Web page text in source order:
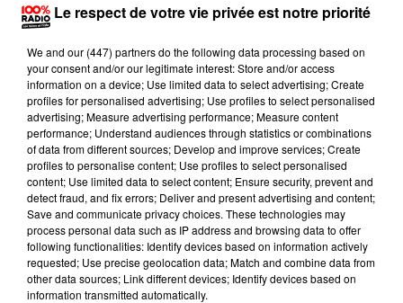
Lecture (1 min 19 sec)
100%
Le respect de votre vie privée est notre priorité
We and our (447) partnersdo the following data processing based on
your consent and/or our legitimate interest: Store and/or access
information on a device; Use limited data to select advertising; Create
profiles for personalised advertising; Use profiles to select personalised
advertising; Measure advertising performance; Measure content
performance; Understand audiences through statistics or combinations
of data from different sources; Develop and improve services; Create
profiles to personalise content; Use profiles to select personalised
content; Use limited data to select content; Ensure security, prevent and
detect fraud, and fix errors; Deliver and present advertising and content;
Save and communicate privacy choices. These technologies may
process personal data such as IP address and browsing data to offer
following functionalities: Identify devices based on information actively
requested; Use precise geolocation data; Match and combine data from
other data sources; Link different devices; Identify devices based on
information transmitted automatically.